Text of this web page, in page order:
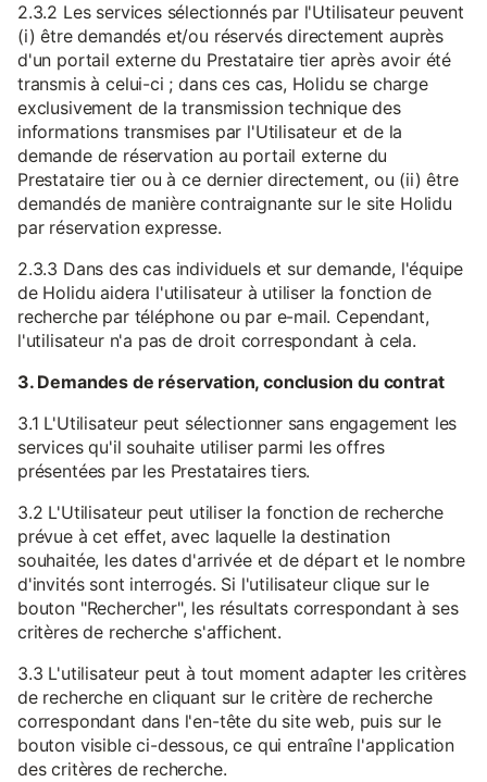
2.3.2 Les services sélectionnés par l'Utilisateur peuvent
(i) être demandés et/ou réservés directement auprès
d'un portail externe du Prestataire tier après avoir été
transmis à celui-ci ; dans ces cas, Holidu se charge
exclusivement de la transmission technique des
informations transmises par l'Utilisateur et de la
demande de réservation au portail externe du
Prestataire tier ou à ce dernier directement, ou (ii) être
demandés de manière contraignante sur le site Holidu
par réservation expresse.
2.3.3 Dans des cas individuels et sur demande, l'équipe
de Holidu aidera l'utilisateur à utiliser la fonction de
recherche par téléphone ou par e-mail. Cependant,
l'utilisateur n'a pas de droit correspondant à cela.
3. Demandes de réservation, conclusion du contrat
3.1 L'Utilisateur peut sélectionner sans engagement les
services qu'il souhaite utiliser parmi les offres
présentées par les Prestataires tiers.
3.2 L'Utilisateur peut utiliser la fonction de recherche
prévue à cet effet, avec laquelle la destination
souhaitée, les dates d'arrivée et de départ et le nombre
d'invités sont interrogés. Si l'utilisateur clique sur le
bouton "Rechercher", les résultats correspondant à ses
critères de recherche s'affichent.
3.3 L'utilisateur peut à tout moment adapter les critères
de recherche en cliquant sur le critère de recherche
correspondant dans l'en-tête du site web, puis sur le
bouton visible ci-dessous, ce qui entraîne l'application
des critères de recherche.